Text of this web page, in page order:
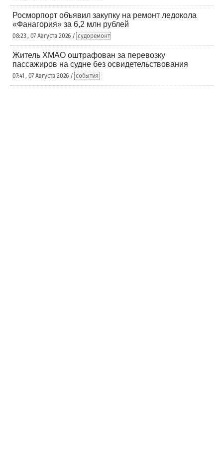
Росморпорт объявил закупку на ремонт ледокола
«Фанагория» за 6,2 млн рублей
08:23 , 07 Августа 2026 / судоремонт
Житель ХМАО оштрафован за перевозку
пассажиров на судне без освидетельствования
07:41 , 07 Августа 2026 / события